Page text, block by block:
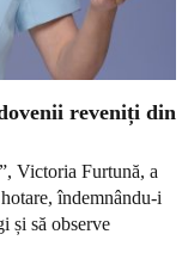
reveniți din
Victoria Furtună, a
îndemnându-i
și să observe